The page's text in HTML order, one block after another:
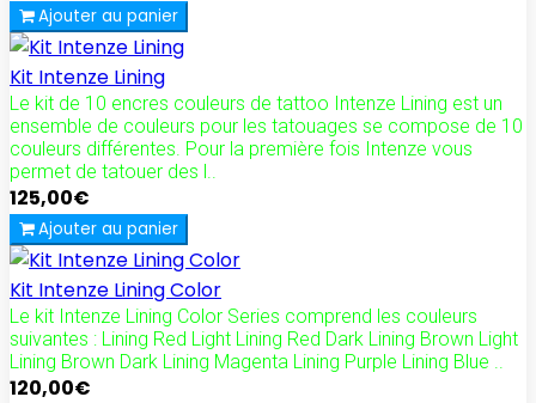
Ajouter au panier
Kit Intenze Lining
Le kit de 10 encres couleurs de tattoo Intenze Lining est un
ensemble de couleurs pour les tatouages ​​se compose de 10
couleurs différentes. Pour la première fois Intenze vous
permet de tatouer des l..
125,00€
Ajouter au panier
Kit Intenze Lining Color
Le kit Intenze Lining Color Series comprend les couleurs
suivantes : Lining Red Light Lining Red Dark Lining Brown Light
Lining Brown Dark Lining Magenta Lining Purple Lining Blue ..
120,00€